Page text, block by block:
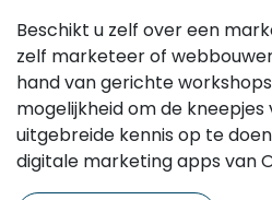
Beschikt u zelf over een
zelf marketeer of
hand van gerichte
mogelijkheid om de
uitgebreide kennis op te
digitale marketing apps van